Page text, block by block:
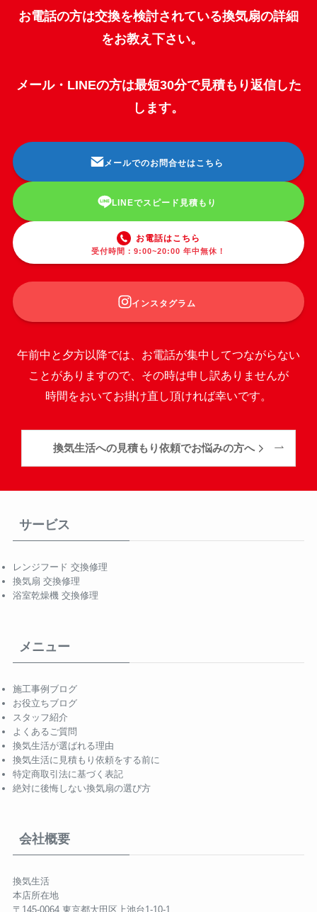
お電話の方は交換を検討されている換気扇の詳細
をお教え下さい。
メール・LINEの方は最短30分で見積もり返信した
します。
メールでのお問合せはこちら
LINEでスピード見積もり
お電話はこちら
受付時間：9:00~20:00 年中無休！
インスタグラム
午前中と夕方以降では、お電話が集中してつながらない
ことがありますので、その時は申し訳ありませんが
時間をおいてお掛け直し頂ければ幸いです。
換気生活への見積もり依頼でお悩みの方へ
サービス
レンジフード 交換修理
換気扇 交換修理
浴室乾燥機 交換修理
メニュー
施工事例ブログ
お役立ちブログ
スタッフ紹介
よくあるご質問
換気生活が選ばれる理由
換気生活に見積もり依頼をする前に
特定商取引法に基づく表記
絶対に後悔しない換気扇の選び方
会社概要
換気生活
本店所在地
〒145-0064 東京都大田区上池台1-10-1